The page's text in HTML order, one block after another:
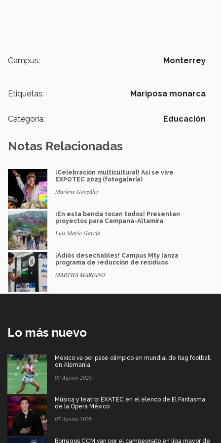
Campus: Monterrey
Etiquetas: Mariposa monarca
Categoría: Educación
Notas Relacionadas
¡Celebración multicultural! Así se vive
EXPOTEC 2023 (fotogalería)
Marlene González
¡En esta banda tocan todos! Presentan
proyectos para Campana-Altamira
Luis Mario García
¡Adiós desechables! Campus Mty lanza
programa de reducción de residuos
MARTHA MARIANO
Lo más nuevo
México va por pase olímpico en mundial de flag football
en Alemania
07 Agosto 2026
Música y teatro: EXATEC en el elenco de El Fantasma
de la Ópera México
07 Agosto 2026
Borregos CCM van por el campeonato en liga mayor de